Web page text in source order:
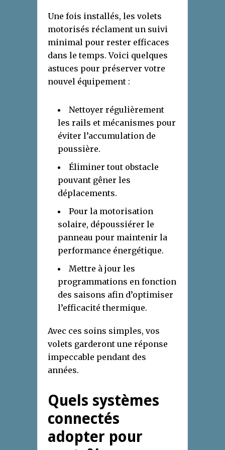
Une fois installés, les volets
motorisés réclament un suivi
minimal pour rester efficaces
dans le temps. Voici quelques
astuces pour préserver votre
nouvel équipement :
Nettoyer régulièrement
les rails et mécanismes pour
éviter l’accumulation de
poussière.
Éliminer tout obstacle
pouvant gêner les
déplacements.
Pour la motorisation
solaire, dépoussiérer le
panneau pour maintenir la
performance énergétique.
Mettre à jour les
programmations en fonction
des saisons afin d’optimiser
l’efficacité thermique.
Avec ces soins simples, vos
volets garderont une réponse
impeccable pendant des
années.
Quels systèmes
connectés
adopter pour